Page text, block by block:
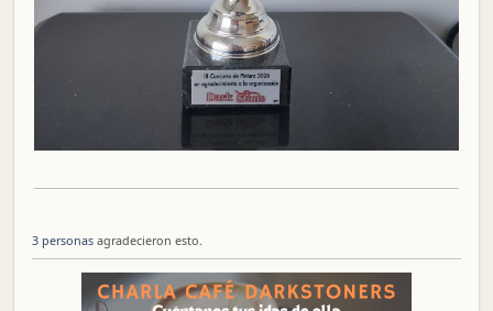
3 personas agradecieron esto.